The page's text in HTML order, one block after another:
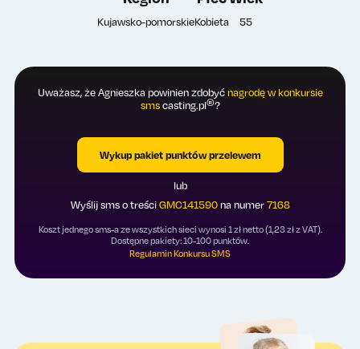
Kujawsko-pomorskieKobieta 55
Uważasz, że Agnieszka powinien zdobyćnagrodę w konkursie
smscasting.pl®?
Wykup pakiet punktów przelewem
lub
Wyślij sms o treściGMC141590na numer7168
Koszt jednego sms-a ze wszystkich sieci wynosi 1 zł netto (1,23 zł z VAT).
Dostępne pakiety: 10-100 punktów.
Regulamin Konkursu SMS